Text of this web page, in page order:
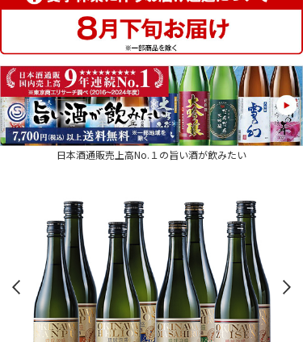
日本酒通販売上高No.１の旨い酒が飲みたい